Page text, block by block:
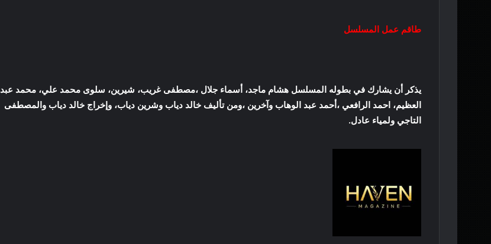
طاقم عمل المسلسل
يذكر أن يشارك في بطوله المسلسل هشام ماجد، أسماء جلال ،مصطفى غريب، شيرين، سلوى محمد علي، محمد عبد
العظيم، احمد الرافعي ،أحمد عبد الوهاب وآخرين ،ومن تأليف خالد دياب وشرين دياب، وإخراج خالد دياب والمصطفى
التاجي ولمياء عادل.